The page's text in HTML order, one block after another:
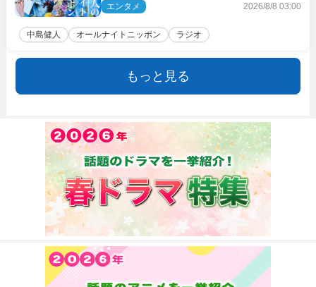
エンタメ 2026/8/8 03:00
中島健人 オールナイトニッポン ラジオ
もっと見る